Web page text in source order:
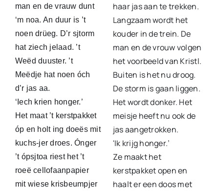
man en de vrauw dunt
‘m noa. An duur is ’t
noen drüeg. D’r sjtorm
hat ziech jelaad. ’t
Weëd duuster. ’t
Meëdje hat noen óch
d’r jas aa.
‘Iech krien honger.’
Het maat ’t kerstpakket
óp en holt ing doeës mit
kuchs-jer droes. Ónger
’t ópsjtoa riest het ’t
roeë cellofaanpapier
mit wiese krisbeumpjer
haar jas aan te trekken.
Langzaam wordt het
kouder in de trein. De
man en de vrouw volgen
het voorbeeld van Kristl.
Buiten is het nu droog.
De storm is gaan liggen.
Het wordt donker. Het
meisje heeft nu ook de
jas aangetrokken.
'Ik krijg honger.’
Ze maakt het
kerstpakket open en
haalt er een doos met